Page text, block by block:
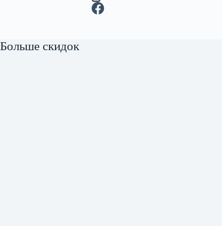
Больше скидок